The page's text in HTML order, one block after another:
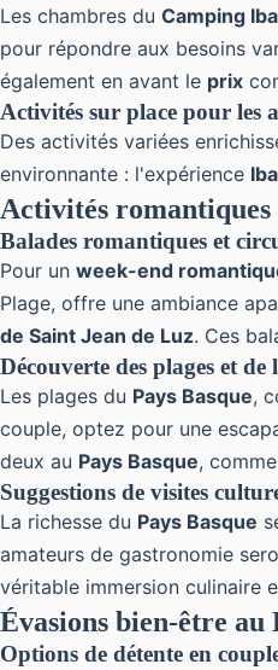
Les chambres du Camping
pour répondre aux besoins
également en avant le prix
Activités sur place pour les
Des activités variées
environnante : l'expérience
Activités
Balades romantiques et
Pour un week-end
Plage, offre une ambiance
de Saint Jean de Luz. Ces
Découverte des plages et
Les plages du Pays Basque,
couple, optez pour une
deux au Pays Basque,
Suggestions de visites
La richesse du Pays Basque
amateurs de gastronomie
véritable immersion culinaire
Évasions bien-être au
Options de détente en